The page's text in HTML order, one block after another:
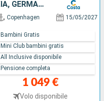
DANIMARCA, POLONIA, SVEZIA, GERMANIA
Copenhagen 15/05/2027
1 049 €
Volo disponibile
Bambini Gratis
Mini Club bambini gratis
All Inclusive disponibile
Pensione completa